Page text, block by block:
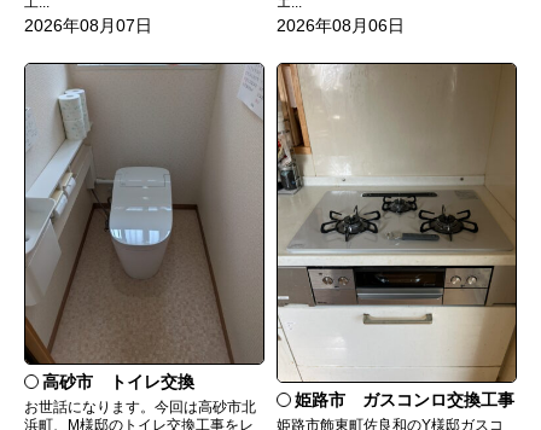
2026年08月07日 2026年08月06日
高砂市 トイレ交換
お世話になります。今回は高砂市北
浜町、M様邸のトイレ交換工事をレ
姫路市 ガスコンロ交換工事
姫路市飾東町佐良和のY様邸ガスコ